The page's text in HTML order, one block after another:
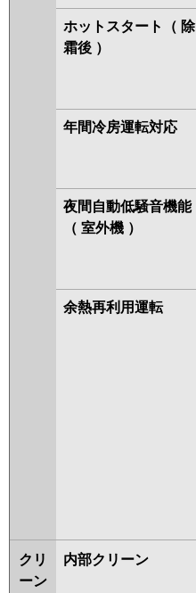
ホットスタート（ 除
霜後 ）
年間冷房運転対応
夜間自動低騒音機能
（ 室外機 ）
余熱再利用運転
クリ
ーン
内部クリーン